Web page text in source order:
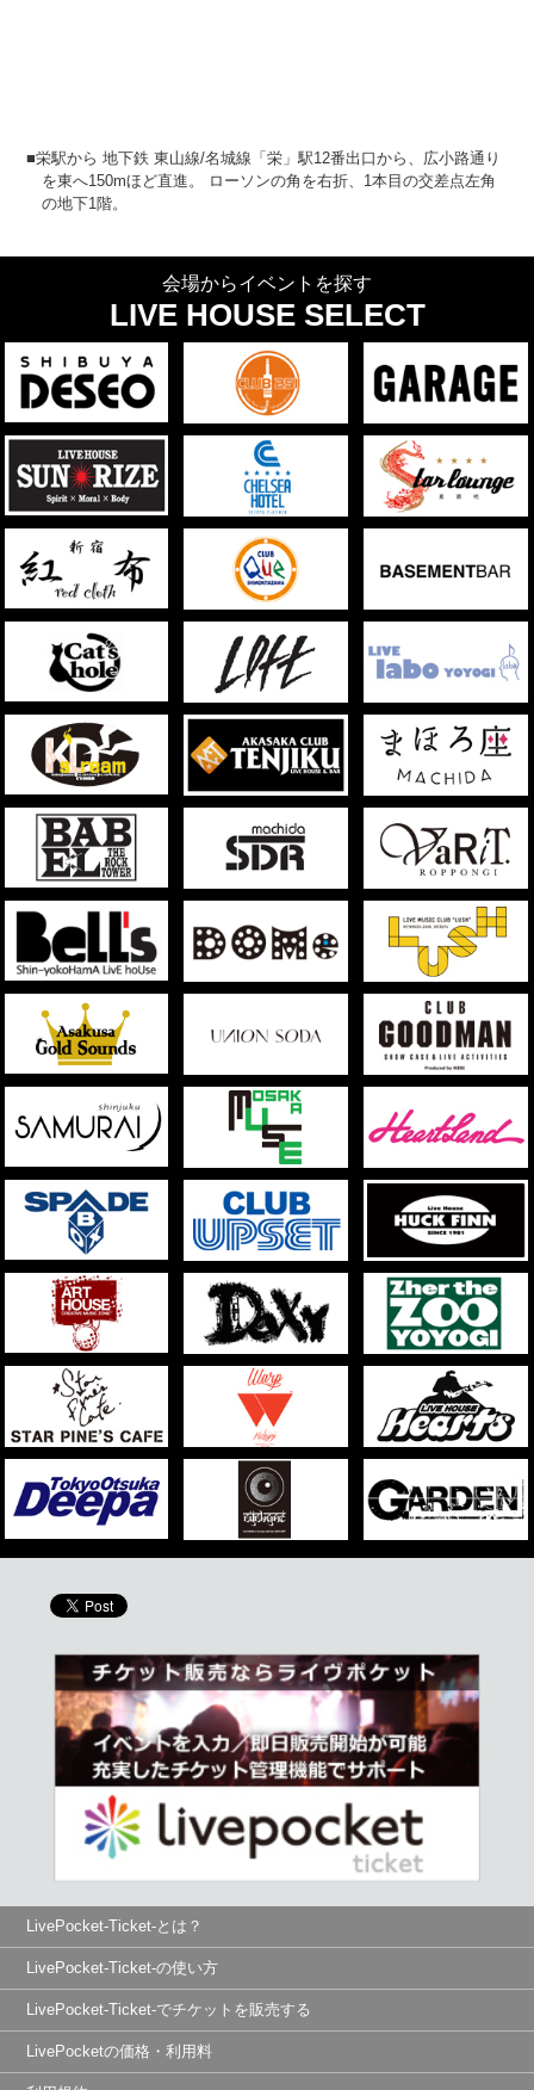
■栄駅から 地下鉄 東山線/名城線「栄」駅12番出口から、広小路通り
を東へ150mほど直進。 ローソンの角を右折、1本目の交差点左角
の地下1階。
会場からイベントを探す
LIVE HOUSE SELECT
LivePocket-Ticket-とは？
LivePocket-Ticket-の使い方
LivePocket-Ticket-でチケットを販売する
LivePocketの価格・利用料